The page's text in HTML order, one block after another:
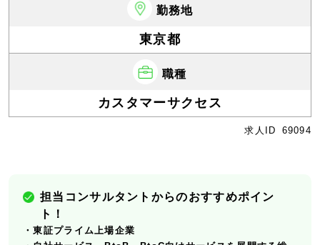
勤務地
東京都
職種
カスタマーサクセス
求人ID 69094
担当コンサルタントからのおすすめポイン
ト！
・東証プライム上場企業